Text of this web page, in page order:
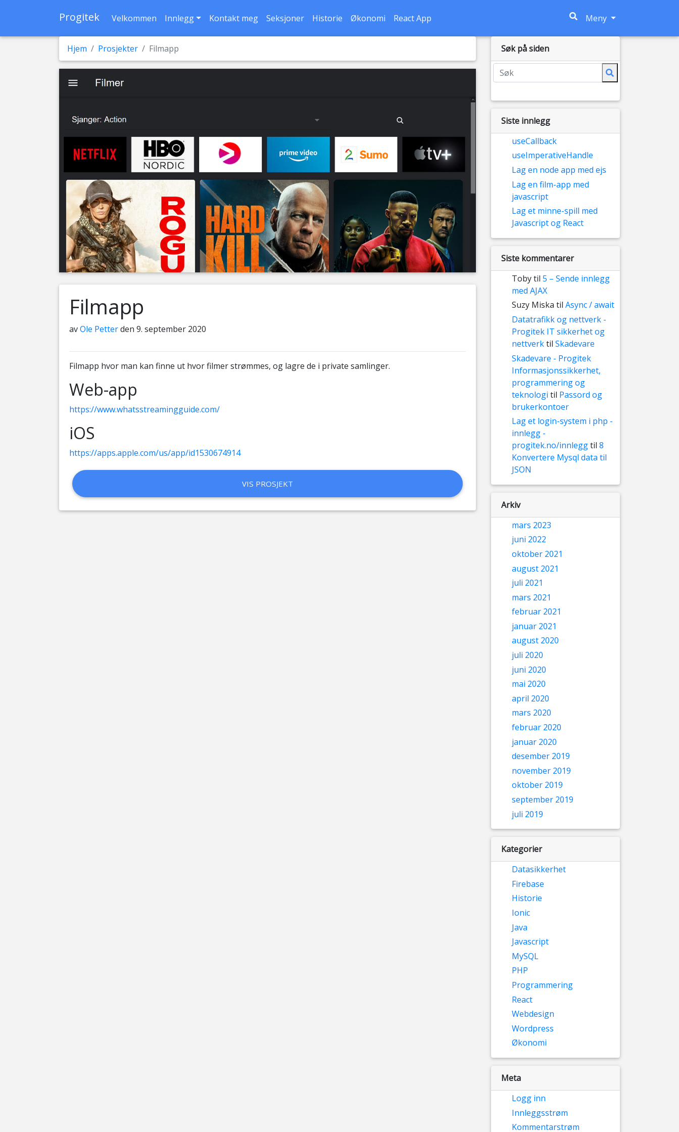
Progitek Velkommen Innlegg Kontakt meg Seksjoner Historie Økonomi React App Meny (current)
Hjem Prosjekter Filmapp
Filmapp
avOle Petterden 9. september 2020
Filmapp hvor man kan finne ut hvor filmer strømmes, og lagre de i private samlinger.
Web-app
https://www.whatsstreamingguide.com/
iOS
https://apps.apple.com/us/app/id1530674914
VIS PROSJEKT
Søk på siden
Siste innlegg
useCallback
useImperativeHandle
Lag en node app med ejs
Lag en film-app med
javascript
Lag et minne-spill med
Javascript og React
Siste kommentarer
Tobytil 5 – Sende innlegg
med AJAX
Suzy Miska til Async / await
Datatrafikk og nettverk -
Progitek IT sikkerhet og
nettverktil Skadevare
Skadevare - Progitek
Informasjonssikkerhet,
programmering og
teknologi til Passord og
brukerkontoer
Lag et login-system i php -
innlegg -
progitek.no/innleggtil 8
Konvertere Mysql data til
JSON
Arkiv
mars 2023
juni 2022
oktober 2021
august 2021
juli 2021
mars 2021
februar 2021
januar 2021
august 2020
juli 2020
juni 2020
mai 2020
april 2020
mars 2020
februar 2020
januar 2020
desember 2019
november 2019
oktober 2019
september 2019
juli 2019
Kategorier
Datasikkerhet
Firebase
Historie
Ionic
Java
Javascript
MySQL
PHP
Programmering
React
Webdesign
Wordpress
Økonomi
Meta
Logg inn
Innleggsstrøm
Kommentarstrøm